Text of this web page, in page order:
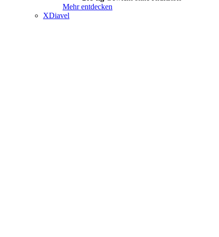
Mehr entdecken
XDiavel